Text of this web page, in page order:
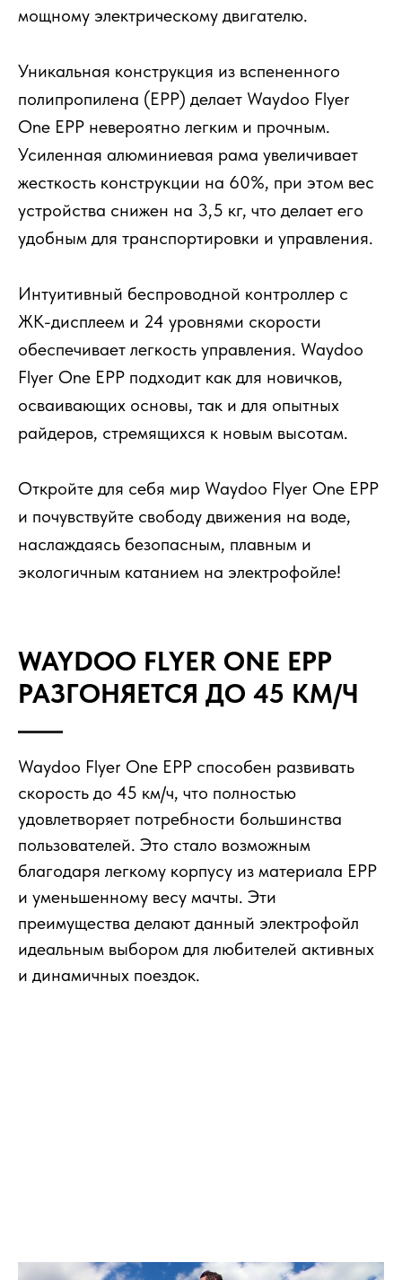
мощному электрическому двигателю.
Уникальная конструкция из вспененного
полипропилена (EPP) делает Waydoo Flyer
One EPP невероятно легким и прочным.
Усиленная алюминиевая рама увеличивает
жесткость конструкции на 60%, при этом вес
устройства снижен на 3,5 кг, что делает его
удобным для транспортировки и управления.
Интуитивный беспроводной контроллер с
ЖК-дисплеем и 24 уровнями скорости
обеспечивает легкость управления. Waydoo
Flyer One EPP подходит как для новичков,
осваивающих основы, так и для опытных
райдеров, стремящихся к новым высотам.
Откройте для себя мир Waydoo Flyer One EPP
и почувствуйте свободу движения на воде,
наслаждаясь безопасным, плавным и
экологичным катанием на электрофойле!
WAYDOO FLYER ONE EPP
РАЗГОНЯЕТСЯ ДО 45 КМ/Ч
Waydoo Flyer One EPP способен развивать
скорость до 45 км/ч, что полностью
удовлетворяет потребности большинства
пользователей. Это стало возможным
благодаря легкому корпусу из материала EPP
и уменьшенному весу мачты. Эти
преимущества делают данный электрофойл
идеальным выбором для любителей активных
и динамичных поездок.